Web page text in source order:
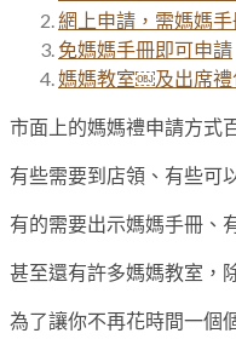
網上申請，需媽媽
免媽媽手冊即可申請
媽媽教室￼及出席
市面上的媽媽禮申請方式
有些需要到店領、有些可
有的需要出示媽媽手冊、
甚至還有許多媽媽教室，
為了讓你不再花時間一個